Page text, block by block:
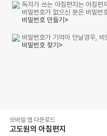
독자가 쓰는 아침편지는 아침편
비밀번호가 없으신 분은 비밀번
비밀번호 만들기>
비밀번호가 기억이 안날경우,
비밀번호 찾기>
모바일 앱 다운로드
고도원의 아침편지